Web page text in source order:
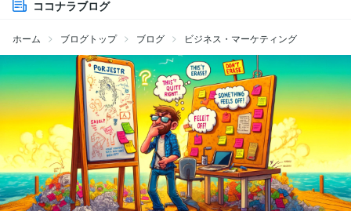
ココナラブログ
ホーム ブログトップ ブログ ビジネス・マーケティング